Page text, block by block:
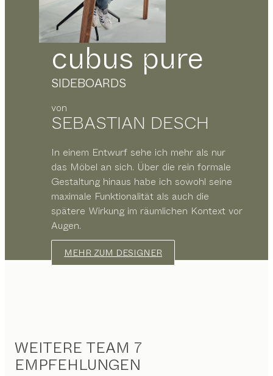
cubus pure
SIDEBOARDS
von
SEBASTIAN DESCH
In einem Entwurf sehe ich mehr als nur
das Möbel an sich. Über die rein formale
Gestaltung hinaus habe ich sowohl seine
maximale Funktionalität als auch die
spätere Wirkung im räumlichen Kontext vor
Augen.
MEHR ZUM DESIGNER
WEITERE TEAM 7
EMPFEHLUNGEN